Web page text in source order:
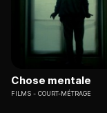
Chose mentale
FILMS COURT-MÉTRAGE